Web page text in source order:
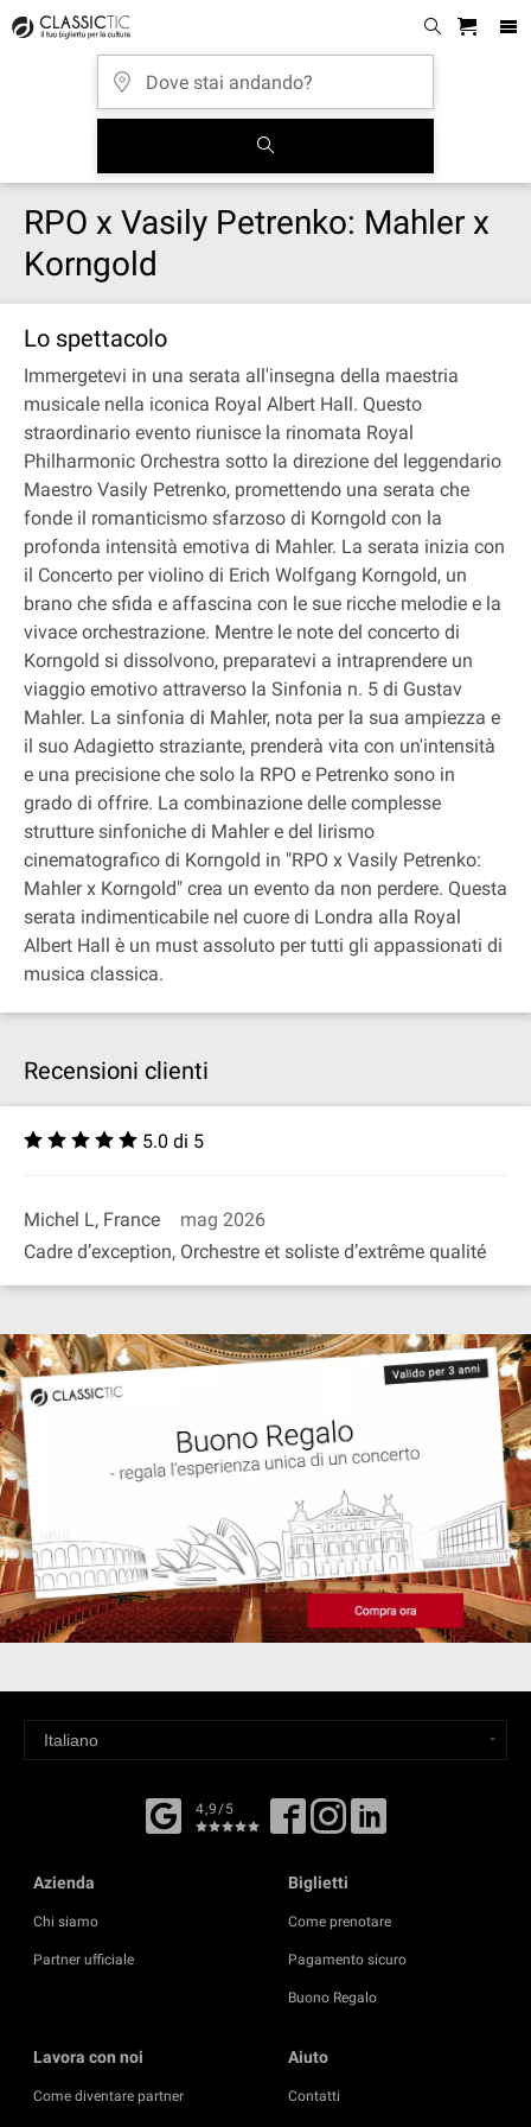
RPO x Vasily Petrenko: Mahler x
Korngold
Lo spettacolo
Immergetevi in una serata all'insegna della maestria
musicale nella iconica Royal Albert Hall. Questo
straordinario evento riunisce la rinomata Royal
Philharmonic Orchestra sotto la direzione del leggendario
Maestro Vasily Petrenko, promettendo una serata che
fonde il romanticismo sfarzoso di Korngold con la
profonda intensità emotiva di Mahler. La serata inizia con
il Concerto per violino di Erich Wolfgang Korngold, un
brano che sfida e affascina con le sue ricche melodie e la
vivace orchestrazione. Mentre le note del concerto di
Korngold si dissolvono, preparatevi a intraprendere un
viaggio emotivo attraverso la Sinfonia n. 5 di Gustav
Mahler. La sinfonia di Mahler, nota per la sua ampiezza e
il suo Adagietto straziante, prenderà vita con un'intensità
e una precisione che solo la RPO e Petrenko sono in
grado di offrire. La combinazione delle complesse
strutture sinfoniche di Mahler e del lirismo
cinematografico di Korngold in "RPO x Vasily Petrenko:
Mahler x Korngold" crea un evento da non perdere. Questa
serata indimenticabile nel cuore di Londra alla Royal
Albert Hall è un must assoluto per tutti gli appassionati di
musica classica.
Recensioni clienti
5.0 di 5
Michel L, France
mag 2026
Cadre d’exception, Orchestre et soliste d’extrême qualité
4,9/5
Azienda
Chi siamo
Partner ufficiale
Biglietti
Come prenotare
Pagamento sicuro
Buono Regalo
Lavora con noi
Come diventare partner
Aiuto
Contatti